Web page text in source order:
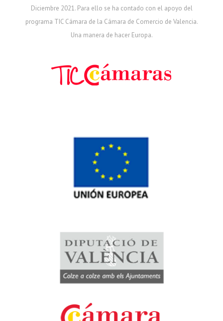
Diciembre 2021. Para ello se ha contado con el apoyo del
programa TIC Cámara de la Cámara de Comercio de Valencia.
Una manera de hacer Europa.